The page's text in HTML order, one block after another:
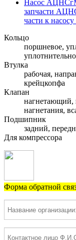
Насос
запчасти
части к
Кольцо
поршневое,
Втулка
рабочая,
крейцкопфа
Клапан
нагнетающий,
нагнетания,
Подшипник
задний,
Для компрессора
Форма обратной